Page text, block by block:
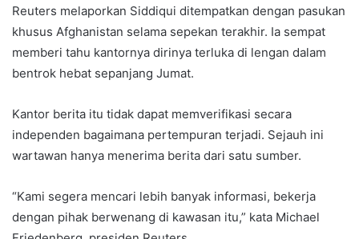
Reuters melaporkan Siddiqui ditempatkan dengan pasukan
khusus Afghanistan selama sepekan terakhir. Ia sempat
memberi tahu kantornya dirinya terluka di lengan dalam
bentrok hebat sepanjang Jumat.
Kantor berita itu tidak dapat memverifikasi secara
independen bagaimana pertempuran terjadi. Sejauh ini
wartawan hanya menerima berita dari satu sumber.
“Kami segera mencari lebih banyak informasi, bekerja
dengan pihak berwenang di kawasan itu,” kata Michael